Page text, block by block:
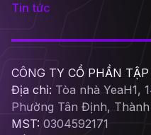
Tin tức
CÔNG TY CỔ PHẦN
Địa chỉ: Tòa nhà YeaH1,
Phường Tân Định,
MST: 0304592171